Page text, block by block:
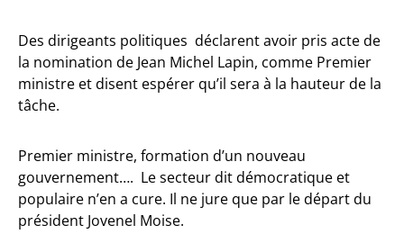
Des dirigeants politiques déclarent avoir pris acte de
la nomination de Jean Michel Lapin, comme Premier
ministre et disent espérer qu’il sera à la hauteur de la
tâche.
Premier ministre, formation d’un nouveau
gouvernement…. Le secteur dit démocratique et
populaire n’en a cure. Il ne jure que par le départ du
président Jovenel Moise.